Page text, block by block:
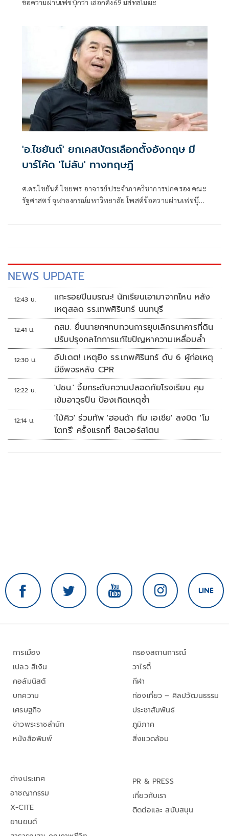
ข้อความผ่านเฟซบุ๊กว่า เลือกตั้ง69 มีสิทธิ์โมฆะ
'อ.ไชยันต์' ยกเคสบัตรเลือกตั้งอังกฤษ มี
บาร์โค้ด 'ไม่ลับ' ทางทฤษฎี
ศ.ดร.ไชยันต์ ไชยพร อาจารย์ประจำภาควิชาการปกครอง คณะ
รัฐศาสตร์ จุฬาลงกรณ์มหาวิทยาลัย โพสต์ข้อความผ่านเฟซบุ๊ก
NEWS UPDATE
12:43 น.
แกะรอยปืนมรณะ! นักเรียนเอามาจากไหน หลัง
เหตุสลด รร.เทพศิรินทร์ นนทบุรี
12:41 น.
กสม. ยื่นนายกฯทบทวนการยุบเลิกธนาคารที่ดิน
ปรับปรุงกลไกการแก้ไขปัญหาความเหลื่อมล้ำ
12:30 น.
อัปเดต! เหตุยิง รร.เทพศิรินทร์ ดับ 6 ผู้ก่อเหตุ
มีชีพจรหลัง CPR
12:22 น.
'ปชน.' จี้ยกระดับความปลอดภัยโรงเรียน คุม
เข้มอาวุธปืน ป้องเกิดเหตุซ้ำ
12:14 น.
'ไม้คิว' ร่วมทัพ 'ฮอนด้า ทีม เอเชีย' ลงบิด 'โม
โตทรี' ครั้งแรกที่ ซิลเวอร์สโตน
การเมือง
เปลว สีเงิน
คอลัมนิสต์
บทความ
เศรษฐกิจ
ข่าวพระราชสำนัก
หนังสือพิมพ์
กรองสถานการณ์
วาไรตี้
กีฬา
ท่องเที่ยว – ศิลปวัฒนธรรม
ประชาสัมพันธ์
ภูมิภาค
สิ่งแวดล้อม
ต่างประเทศ
อาชญากรรม
X-CITE
ยานยนต์
PR & PRESS
เกี่ยวกับเรา
ติดต่อและ สนับสนุน